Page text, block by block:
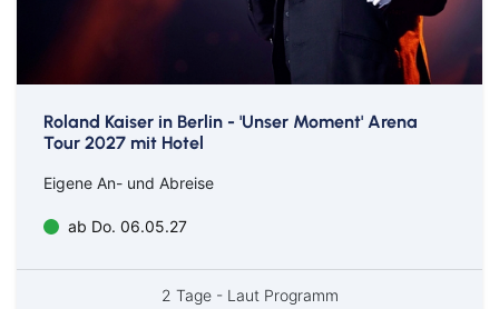
Roland Kaiser in Berlin - 'Unser Moment' Arena
Tour 2027 mit Hotel
Eigene An- und Abreise
ab Do. 06.05.27
2 Tage - Laut Programm